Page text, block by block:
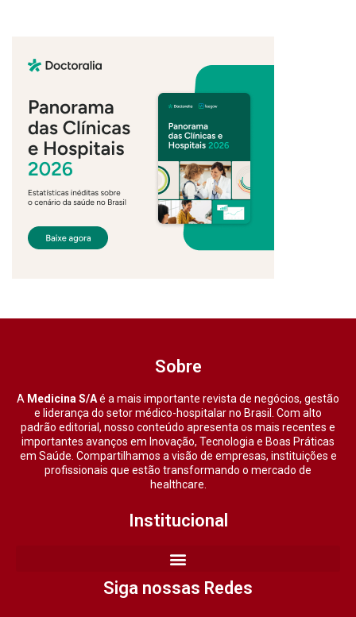
Sobre
A Medicina S/Aé a mais importante revista de negócios, gestão
e liderança do setor médico-hospitalar no Brasil. Com alto
padrão editorial, nosso conteúdo apresenta os mais recentes e
importantes avanços em Inovação, Tecnologia e Boas Práticas
em Saúde. Compartilhamos a visão de empresas, instituições e
profissionais que estão transformando o mercado de
healthcare.
Institucional
Siga nossas Redes